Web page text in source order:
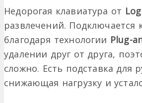
Недорогая клавиатура от
развлечений. Подключается
благодаря технологии Plug-
удалении друг от друга,
сложно. Есть подставка
снижающая нагрузку и